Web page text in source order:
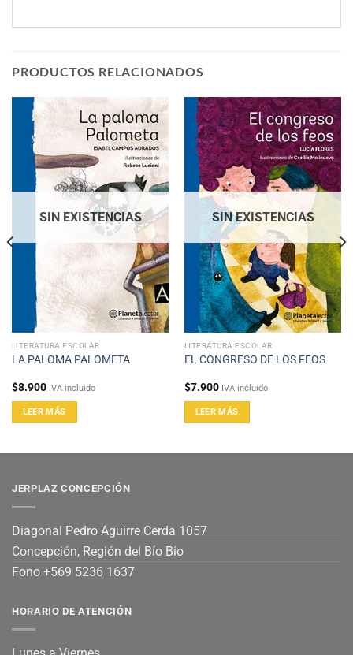
PRODUCTOS RELACIONADOS
SIN EXISTENCIAS
LITERATURA ESCOLAR
LA PALOMA PALOMETA
$8.900 IVA incluido
LEER MÁS
SIN EXISTENCIAS
LITERATURA ESCOLAR
EL CONGRESO DE LOS FEOS
$7.900 IVA incluido
LEER MÁS
JERPLAZ CONCEPCIÓN
Diagonal Pedro Aguirre Cerda 1057
Concepción, Región del Bío Bío
Fono +569 5236 1637
HORARIO DE ATENCIÓN